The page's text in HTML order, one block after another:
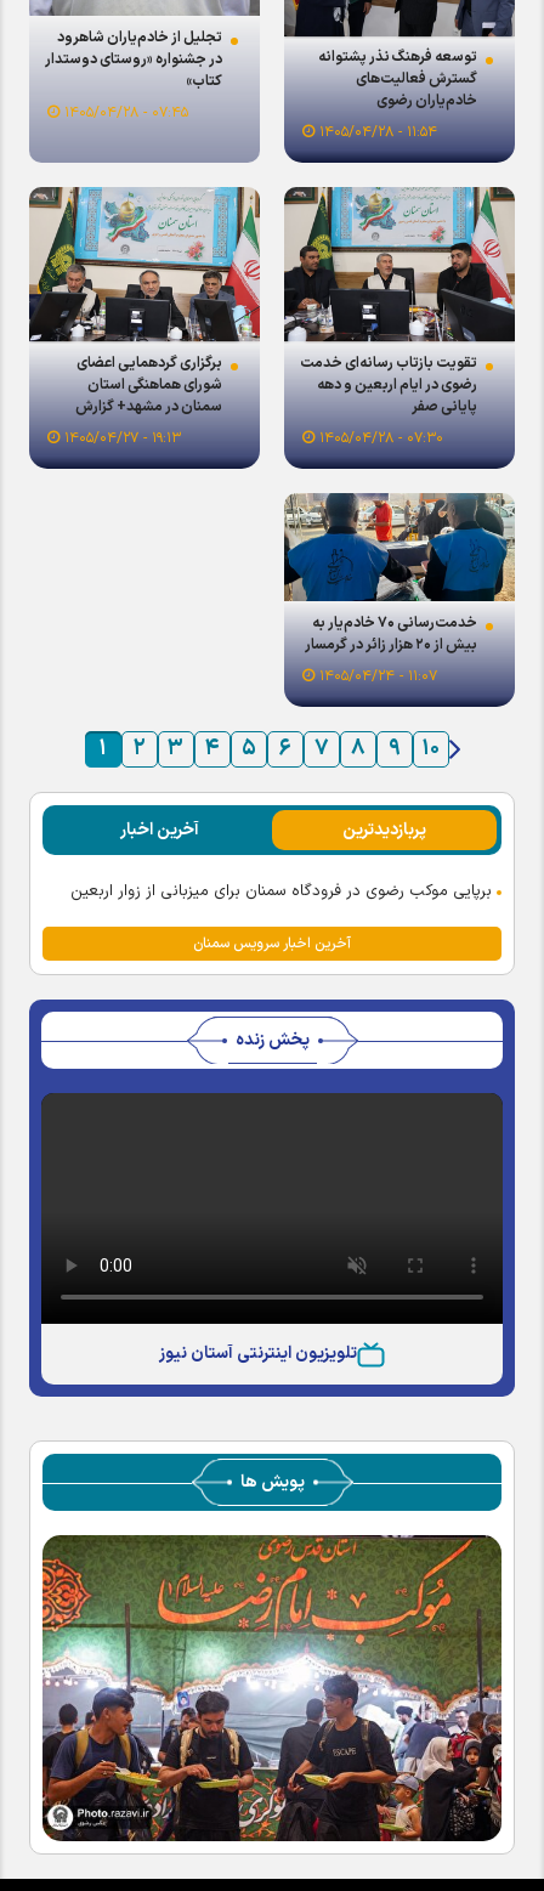
توسعه فرهنگ نذر پشتوانه
گسترش فعالیت‌های
خادم‌یاران رضوی
۱۱:۵۴ - ۱۴۰۵/۰۴/۲۸
تجلیل از خادم‌یاران شاهرود
در جشنواره «روستای دوستدار
کتاب»
۰۷:۴۵ - ۱۴۰۵/۰۴/۲۸
تقویت بازتاب رسانه‌ای خدمت
رضوی در ایام اربعین و دهه
پایانی صفر
۰۷:۳۰ - ۱۴۰۵/۰۴/۲۸
برگزاری گردهمایی اعضای
شورای هماهنگی استان
سمنان در مشهد+ گزارش
تصویری۱۹:۱۳ - ۱۴۰۵/۰۴/۲۷
خدمت‌رسانی ۷۰ خادم‌یار به
بیش از ۲۰ هزار زائر در گرمسار
۱۱:۰۷ - ۱۴۰۵/۰۴/۲۴
۱ ۲ ۳ ۴ ۵ ۶ ۷ ۸ ۹ ۱۰
پربازدیدترین آخرین اخبار
برپایی موکب رضوی در فرودگاه سمنان برای میزبانی از زوار اربعین
آخرین اخبار سرویس سمنان
پخش زنده
تلویزیون اینترنتی آستان نیوز
پویش ها